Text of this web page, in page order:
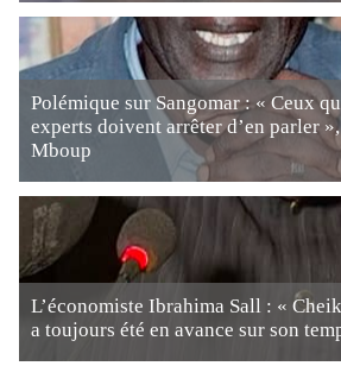
Polémique sur Sangomar : « Ceux
experts doivent arrêter d’en parler
Mboup
L’économiste Ibrahima Sall : «
a toujours été en avance sur son